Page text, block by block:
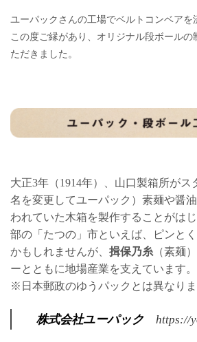
ユーパックさんの工場でベルトコンベアを
この度ご縁があり、オリジナル段ボールの
ただきました。
大正3年（1914年）、山口製箱所がス
名を変更してユーパック）素麺や醤
われていた木箱を製作することがは
部の「たつの」市といえば、ピンと
かもしれませんが、 揖保乃糸 （素麺
ーとともに地場産業を支えています。
※日本郵政のゆうパックとは異なり
株式会社ユーパック https://